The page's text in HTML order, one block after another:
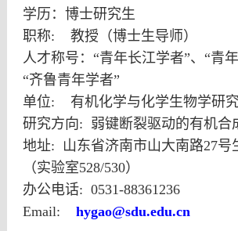
学历：博士研究生
职称: 教授（博士生导师）
人才称号： “青年长江学者”、“青
“齐鲁青年学者”
单位: 有机化学与化学生物学研
研究方向: 弱键断裂驱动的有机合
地址: 山东省济南市山大南路27号
（实验室528/530）
办公电话: 0531-88361236
Email: hygao@sdu.edu.cn